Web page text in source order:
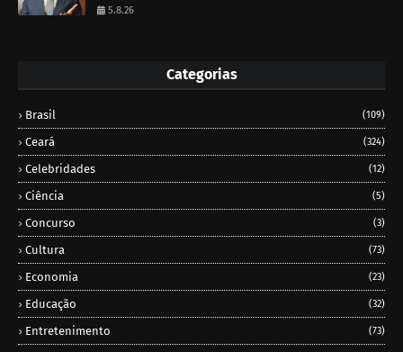
5.8.26
Categorias
Brasil (109)
Ceará (324)
Celebridades (12)
Ciência (5)
Concurso (3)
Cultura (73)
Economia (23)
Educação (32)
Entretenimento (73)